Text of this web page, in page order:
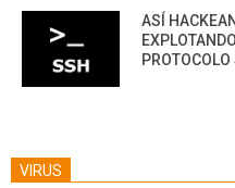
ASÍ
PROTOCOLO
VIRUS